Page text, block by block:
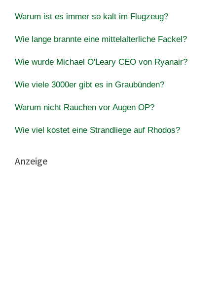
Warum ist es immer so kalt im Flugzeug?
Wie lange brannte eine mittelalterliche Fackel?
Wie wurde Michael O'Leary CEO von Ryanair?
Wie viele 3000er gibt es in Graubünden?
Warum nicht Rauchen vor Augen OP?
Wie viel kostet eine Strandliege auf Rhodos?
Anzeige